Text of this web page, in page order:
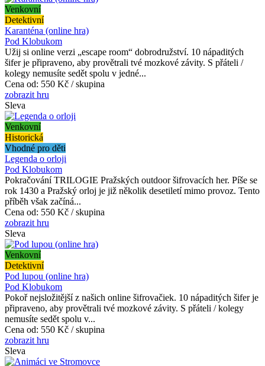
Venkovní
Detektivní
Karanténa (online hra)
Pod Klobukom
Užij si online verzi „escape room“ dobrodružství. 10 nápaditých
šifer je připraveno, aby provětrali tvé mozkové závity. S přáteli /
kolegy nemusíte sedět spolu v jedné...
Cena od: 550 Kč / skupina
zobrazit hru
Sleva
Venkovní
Historická
Vhodné pro děti
Legenda o orloji
Pod Klobukom
Pokračování TRILOGIE Pražských outdoor šifrovacích her. Píše se
rok 1430 a Pražský orloj je již několik desetiletí mimo provoz. Tento
příběh však začíná...
Cena od: 550 Kč / skupina
zobrazit hru
Sleva
Venkovní
Detektivní
Pod lupou (online hra)
Pod Klobukom
Pokoř nejsložitější z našich online šifrovačiek. 10 nápaditých šifer je
připraveno, aby provětrali tvé mozkové závity. S přáteli / kolegy
nemusíte sedět spolu v...
Cena od: 550 Kč / skupina
zobrazit hru
Sleva